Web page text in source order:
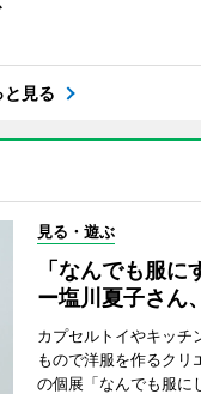
と見る
見る・遊ぶ
「なんでも服に
ー塩川夏子さん
カプセルトイやキッチ
もので洋服を作るクリ
の個展「なんでも服に